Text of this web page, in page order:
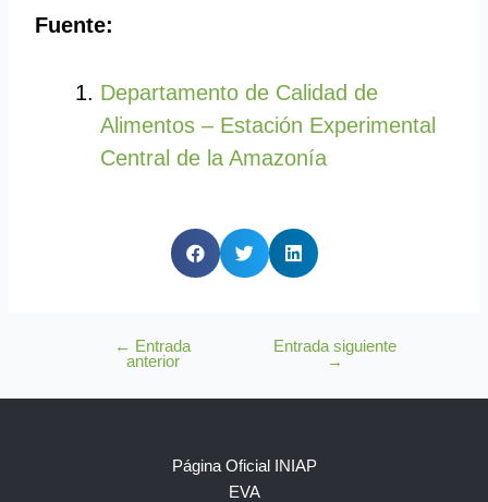
Fuente:
Departamento de Calidad de
Alimentos – Estación Experimental
Central de la Amazonía
← Entrada
anterior
Entrada siguiente
→
Página Oficial INIAP
EVA